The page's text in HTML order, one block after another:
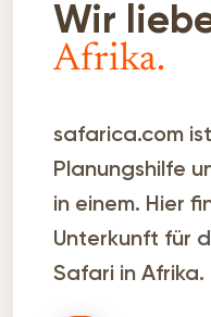
Wir
Afrika.
safarica.com
Planungshilfe
in einem. Hier
Unterkunft für
Safari in Afrika.